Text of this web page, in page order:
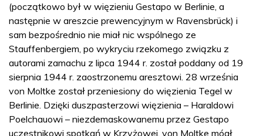
(początkowo był w więzieniu Gestapo w Berlinie, a
następnie w areszcie prewencyjnym w Ravensbrück) i
sam bezpośrednio nie miał nic wspólnego ze
Stauffenbergiem, po wykryciu rzekomego związku z
autorami zamachu z lipca 1944 r. został poddany od 19
sierpnia 1944 r. zaostrzonemu aresztowi. 28 września
von Moltke został przeniesiony do więzienia Tegel w
Berlinie. Dzięki duszpasterzowi więzienia – Haraldowi
Poelchauowi – niezdemaskowanemu przez Gestapo
uczestnikowi spotkań w Krzyżowej, von Moltke mógł